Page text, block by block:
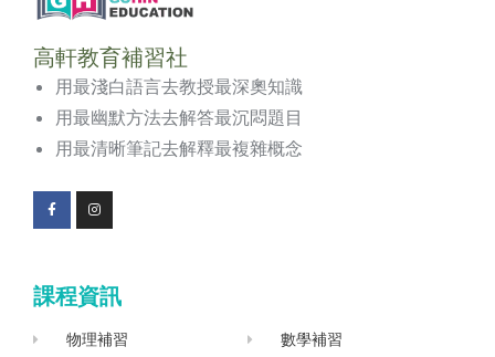
高軒教育補習社
用最淺白語言去教授最深奧知識
用最幽默方法去解答最沉悶題目
用最清晰筆記去解釋最複雜概念
F
a
o
o
I
n
g
r
a
課程資訊
物理補習 數學補習